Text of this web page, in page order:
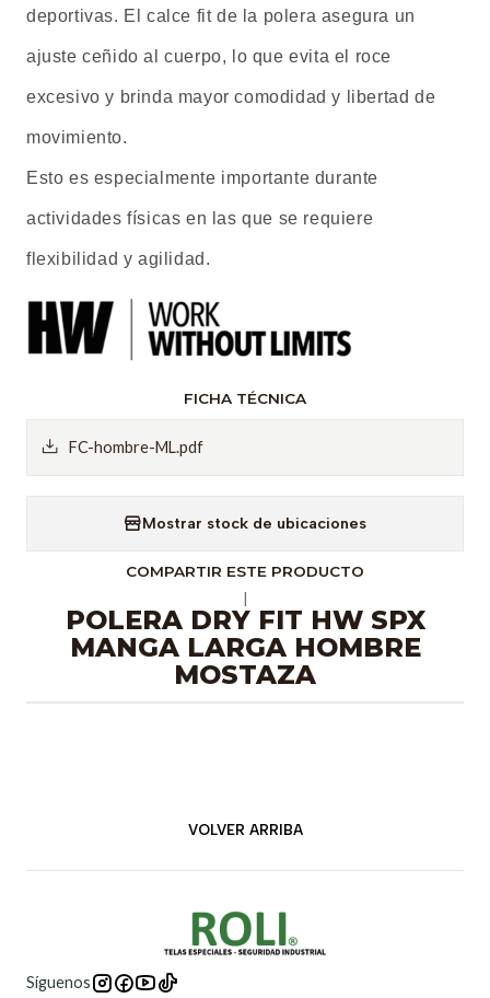
deportivas. El calce fit de la polera asegura un
ajuste ceñido al cuerpo, lo que evita el roce
excesivo y brinda mayor comodidad y libertad de
movimiento.
Esto es especialmente importante durante
actividades físicas en las que se requiere
flexibilidad y agilidad.
FICHA TÉCNICA
FC-hombre-ML.pdf
Mostrar stock de ubicaciones
COMPARTIR ESTE PRODUCTO
POLERA DRY FIT HW SPX
MANGA LARGA HOMBRE
MOSTAZA
VOLVER ARRIBA
Síguenos